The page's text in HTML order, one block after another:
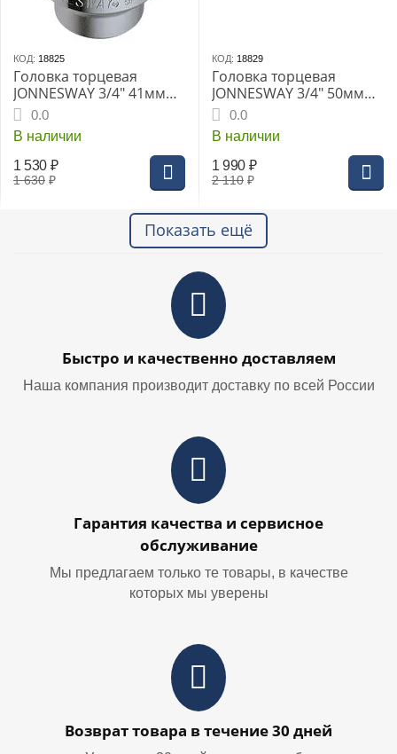
КОД: 18825
Головка торцевая
JONNESWAY 3/4" 41мм
(S04H6141)
0.0
В наличии
1 630 ₽
1 530 ₽
КОД: 18829
Головка торцевая
JONNESWAY 3/4" 50мм
(S04H6150)
0.0
В наличии
2 110 ₽
1 990 ₽
Показать ещё
Быстро и качественно доставляем
Наша компания производит доставку по всей России
Гарантия качества и сервисное
обслуживание
Мы предлагаем только те товары, в качестве
которых мы уверены
Возврат товара в течение 30 дней